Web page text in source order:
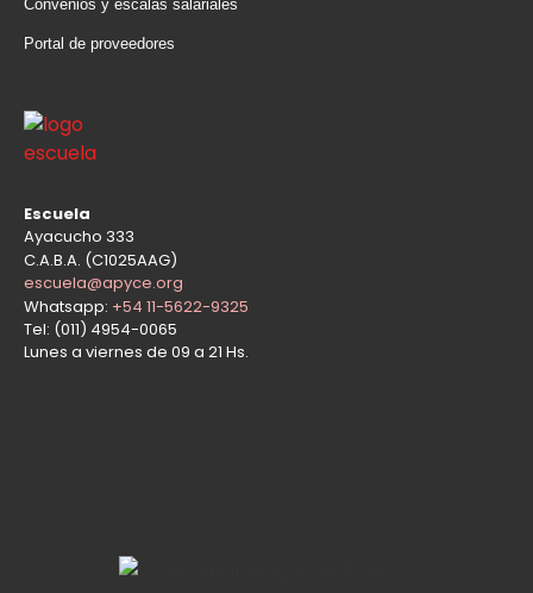
Convenios y escalas salariales
Portal de proveedores
Escuela
Ayacucho 333
C.A.B.A. (C1025AAG)
escuela@apyce.org
Whatsapp: +54 11-5622-9325
Tel: (011) 4954-0065
Lunes a viernes de 09 a 21 Hs.